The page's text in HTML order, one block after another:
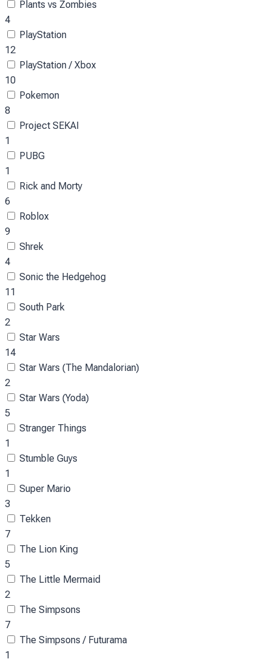
Plants vs Zombies
4
PlayStation
12
PlayStation / Xbox
10
Pokemon
8
Project SEKAI
1
PUBG
1
Rick and Morty
6
Roblox
9
Shrek
4
Sonic the Hedgehog
11
South Park
2
Star Wars
14
Star Wars (The Mandalorian)
2
Star Wars (Yoda)
5
Stranger Things
1
Stumble Guys
1
Super Mario
3
Tekken
7
The Lion King
5
The Little Mermaid
2
The Simpsons
7
The Simpsons / Futurama
1